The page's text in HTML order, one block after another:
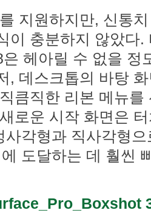
지원하지만, 신통
이 충분하지 않았다.
헤아릴 수 없을 정
, 데스크톱의 바탕
큼직한 리본 메뉴를
로운 시작 화면은
사각형과 직사각형
도달하는 데 훨씬